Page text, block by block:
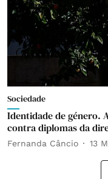
Sociedade
Identidade de género.
contra diplomas da
Fernanda Câncio 13